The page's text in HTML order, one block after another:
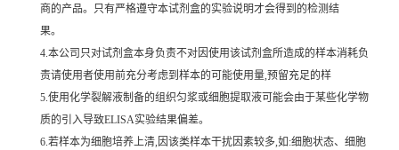
商的产品。只有严格遵守本试剂盒的实验说明才会得到的检测结
果。
4.本公司只对试剂盒本身负责不对因使用该试剂盒所造成的样本消耗负
责请使用者使用前充分考虑到样本的可能使用量,预留充足的样
5.使用化学裂解液制备的组织匀浆或细胞提取液可能会由于某些化学物
质的引入导致ELISA实验结果偏差。
6.若样本为细胞培养上清,因该类样本干扰因素较多,如:细胞状态、细胞